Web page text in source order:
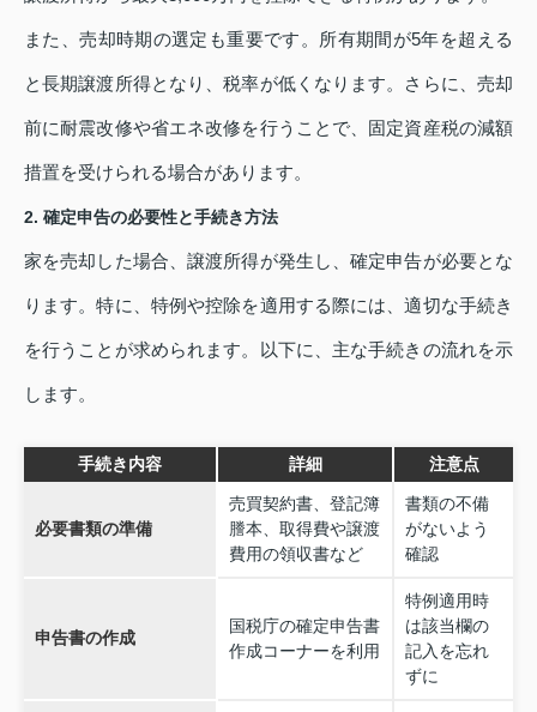
また、売却時期の選定も重要です。所有期間が5年を超える
と長期譲渡所得となり、税率が低くなります。さらに、売却
前に耐震改修や省エネ改修を行うことで、固定資産税の減額
措置を受けられる場合があります。
2. 確定申告の必要性と手続き方法
家を売却した場合、譲渡所得が発生し、確定申告が必要とな
ります。特に、特例や控除を適用する際には、適切な手続き
を行うことが求められます。以下に、主な手続きの流れを示
します。
手続き内容 詳細 注意点
必要書類の準備
売買契約書、登記簿
謄本、取得費や譲渡
費用の領収書など
書類の不備
がないよう
確認
申告書の作成
国税庁の確定申告書
作成コーナーを利用
特例適用時
は該当欄の
記入を忘れ
ずに